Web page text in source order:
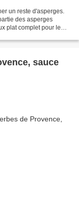
un reste d'asperges.
des asperges
plat complet pour le
sauce